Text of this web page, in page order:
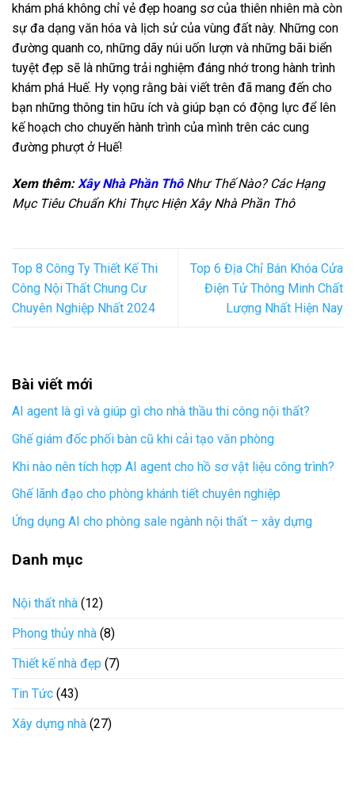
khám phá không chỉ vẻ đẹp hoang sơ của thiên nhiên mà còn
sự đa dạng văn hóa và lịch sử của vùng đất này. Những con
đường quanh co, những dãy núi uốn lượn và những bãi biển
tuyệt đẹp sẽ là những trải nghiệm đáng nhớ trong hành trình
khám phá Huế. Hy vọng rằng bài viết trên đã mang đến cho
bạn những thông tin hữu ích và giúp bạn có động lực để lên
kế hoạch cho chuyến hành trình của mình trên các cung
đường phượt ở Huế!
Xem thêm: Xây Nhà Phần Thô Như Thế Nào? Các Hạng
Mục Tiêu Chuẩn Khi Thực Hiện Xây Nhà Phần Thô
Top 8 Công Ty Thiết Kế Thi
Công Nội Thất Chung Cư
Chuyên Nghiệp Nhất 2024
Top 6 Địa Chỉ Bán Khóa Cửa
Điện Tử Thông Minh Chất
Lượng Nhất Hiện Nay
Bài viết mới
AI agent là gì và giúp gì cho nhà thầu thi công nội thất?
Ghế giám đốc phối bàn cũ khi cải tạo văn phòng
Khi nào nên tích hợp AI agent cho hồ sơ vật liệu công trình?
Ghế lãnh đạo cho phòng khánh tiết chuyên nghiệp
Ứng dụng AI cho phòng sale ngành nội thất – xây dựng
Danh mục
Nội thất nhà (12)
Phong thủy nhà (8)
Thiết kế nhà đẹp (7)
Tin Tức (43)
Xây dựng nhà (27)